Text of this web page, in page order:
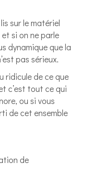
sur le matériel
si on ne parle
dynamique que la
pas sérieux.
ridicule de ce que
c’est tout ce qui
ou si vous
de cet ensemble
de